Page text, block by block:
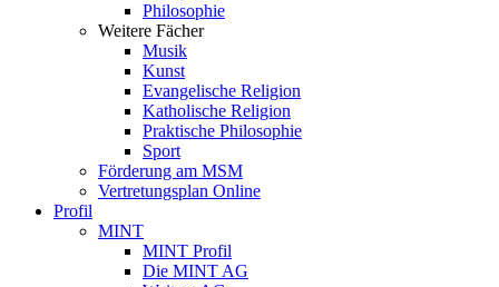
Philosophie
Weitere Fächer
Musik
Kunst
Evangelische Religion
Katholische Religion
Praktische Philosophie
Sport
Förderung am MSM
Vertretungsplan Online
Profil
MINT
MINT Profil
Die MINT AG